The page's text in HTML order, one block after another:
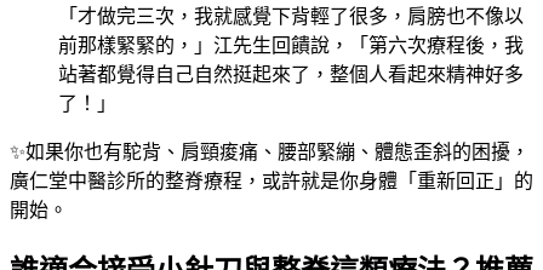
「才做完三次，我就感覺下背輕了很多，肩膀也不像以
前那樣緊緊的，」江先生回饋說，「第六次療程後，我
站著都覺得自己自然挺起來了，整個人看起來精神好多
了！」
✨如果你也有駝背、肩頸痠痛、腰部緊繃、體態歪斜的困擾，
廣仁堂中醫診所的整脊療程，或許就是你身體「重新回正」的
開始。